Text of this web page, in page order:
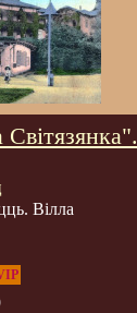
Вілла